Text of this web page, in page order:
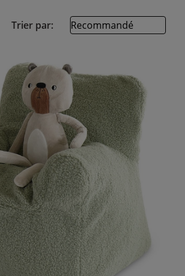
Trier par: